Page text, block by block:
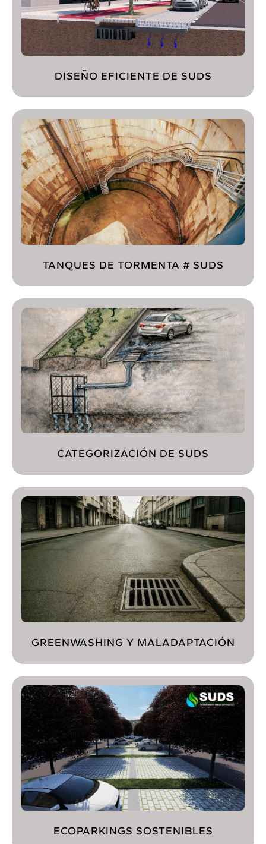
DISEÑO EFICIENTE DE SUDS
TANQUES DE TORMENTA # SUDS
CATEGORIZACIÓN DE SUDS
GREENWASHING Y MALADAPTACIÓN
ECOPARKINGS SOSTENIBLES